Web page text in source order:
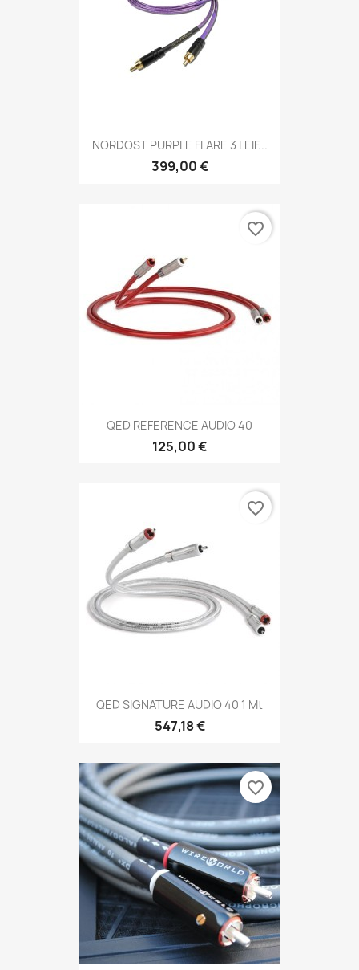
NORDOST PURPLE FLARE 3 LEIF...
399,00 €
QED REFERENCE AUDIO 40
125,00 €
favorite_border
QED SIGNATURE AUDIO 40 1 Mt
547,18 €
favorite_border
favorite_border